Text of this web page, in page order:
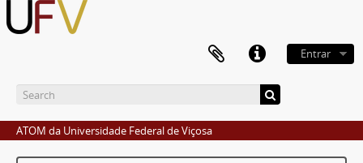
Entrar
ATOM da Universidade Federal de Viçosa